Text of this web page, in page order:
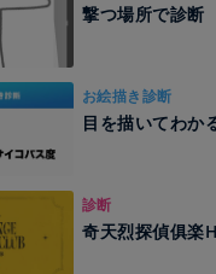
撃つ場所で診断
お絵描き診断
目を描いてわか
診断
奇天烈探偵俱楽